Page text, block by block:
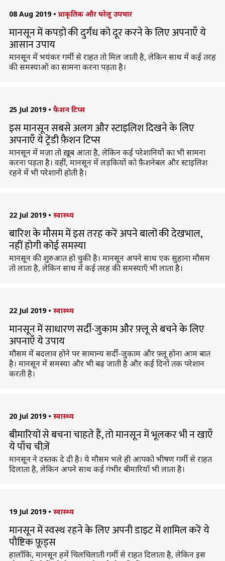
08 Aug 2019 • प्राकृतिक और घरेलू उपचार
मानसून में कपड़ों की दुर्गंध को दूर करने के लिए अपनाएँ ये
आसान उपाय
मानसून में भयंकर गर्मी से राहत तो मिल जाती है, लेकिन साथ में कई तरह
की समस्याओं का सामना करना पड़ता है।
25 Jul 2019 • फैशन टिप्स
इस मानसून सबसे अलग और स्टाइलिश दिखने के लिए
अपनाएँ ये ट्रेंडी फ़ैशन टिप्स
मानसून में मज़ा तो ख़ूब आता है, लेकिन कई परेशानियों का भी सामना
करना पड़ता है। वहीं, मानसून में लड़कियों को फ़ैशनेबल और स्टाइलिश
रहने में भी परेशानी होती है।
22 Jul 2019 • स्वास्थ्य
बारिश के मौसम में इस तरह करें अपने बालों की देखभाल,
नहीं होगी कोई समस्या
मानसून की शुरुआत हो चुकी है। मानसून अपने साथ एक सुहाना मौसम
तो लाता है, लेकिन साथ में कई तरह की समस्याएँ भी लाता है।
22 Jul 2019 • स्वास्थ्य
मानसून में साधारण सर्दी-जुकाम और फ़्लू से बचने के लिए
अपनाएँ ये उपाय
मौसम में बदलाव होने पर सामान्य सर्दी-जुकाम और फ़्लू होना आम बात
है। मानसून में समस्या और भी बढ़ जाती है और कई दिनों तक परेशान
करती है।
20 Jul 2019 • स्वास्थ्य
बीमारियों से बचना चाहते हैं, तो मानसून में भूलकर भी न खाएँ
ये पाँच चीज़ें
मानसून ने दस्तक दे दी है। ये मौसम भले ही आपको भीषण गर्मी से राहत
दिलाता है, लेकिन अपने साथ कई गंभीर बीमारियाँ भी लाता है।
19 Jul 2019 • स्वास्थ्य
मानसून में स्वस्थ रहने के लिए अपनी डाइट में शामिल करें ये
पौष्टिक फ़ूड्स
हालाँकि, मानसून हमें चिलचिलाती गर्मी से राहत दिलाता है, लेकिन इस